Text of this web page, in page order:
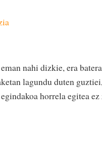
nahi dizkie, era
lagundu duten
horrela egitea ez